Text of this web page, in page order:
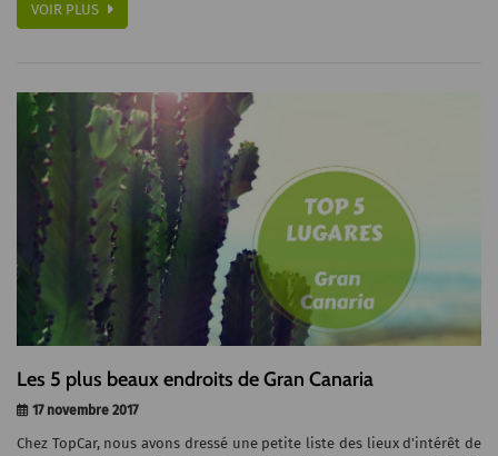
VOIR PLUS
Les 5 plus beaux endroits de Gran Canaria
17 novembre 2017
Chez TopCar, nous avons dressé une petite liste des lieux d'intérêt de